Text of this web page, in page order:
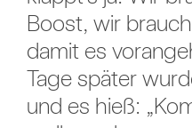
Boost, wir
damit es
Tage später
und es hieß: